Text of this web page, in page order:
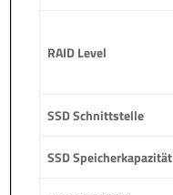
RAID Level
SSD Schnittstelle
SSD Speicherkapazität